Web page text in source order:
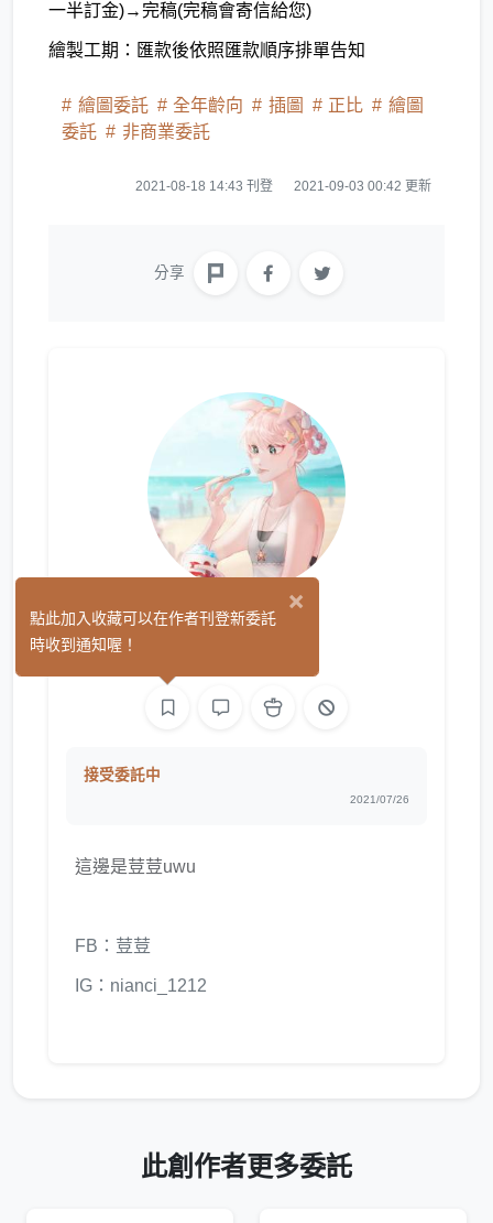
一半訂金)→完稿(完稿會寄信給您)
繪製工期：匯款後依照匯款順序排單告知
繪圖委託 全年齡向 插圖 正比
繪圖
委託
非商業委託
2021-08-18 14:43 刊登 2021-09-03 00:42 更新
分享
荳荳 (0)
接受委託中
2021/07/26
這邊是荳荳uwu
FB：荳荳
IG：nianci_1212
此創作者更多委託
×
點此加入收藏可以在作者刊登新委託
時收到通知喔！